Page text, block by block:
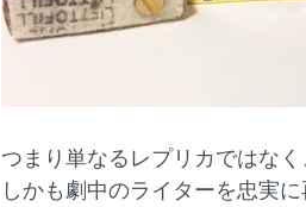
つまり単なるレプリカではな
しかも劇中のライターを忠実